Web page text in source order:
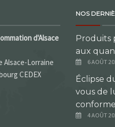
d'Alsace
Alsace-Lorraine
CEDEX
NOS
Produits
aux
6 AOÛT
Éclipse
vous de
4 AOÛT